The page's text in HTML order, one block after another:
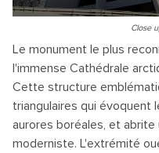
Close
Le monument le plus
l'immense Cathédrale
Cette structure
triangulaires qui évoquent
aurores boréales, et abrite
moderniste. L'extrémité